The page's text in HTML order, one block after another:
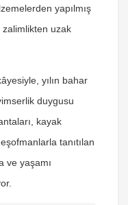
yapılmış
zalimlikten uzak
yılın bahar
duygusu
kayak
tanıtılan
ve yaşamı